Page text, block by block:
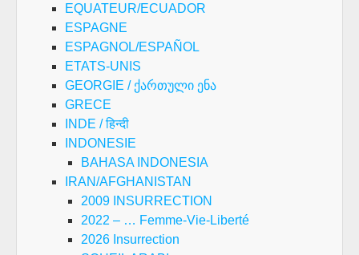
EQUATEUR/ECUADOR
ESPAGNE
ESPAGNOL/ESPAÑOL
ETATS-UNIS
GEORGIE / ქართული ენა
GRECE
INDE / हिन्दी
INDONESIE
BAHASA INDONESIA
IRAN/AFGHANISTAN
2009 INSURRECTION
2022 – … Femme-Vie-Liberté
2026 Insurrection